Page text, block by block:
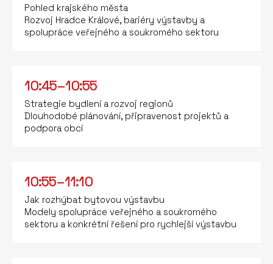
Pohled krajského města
Rozvoj Hradce Králové, bariéry výstavby a
spolupráce veřejného a soukromého sektoru
10:45–10:55
Strategie bydlení a rozvoj regionů
Dlouhodobé plánování, připravenost projektů a
podpora obcí
10:55–11:10
Jak rozhýbat bytovou výstavbu
Modely spolupráce veřejného a soukromého
sektoru a konkrétní řešení pro rychlejší výstavbu